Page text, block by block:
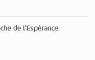
de l’Espérance